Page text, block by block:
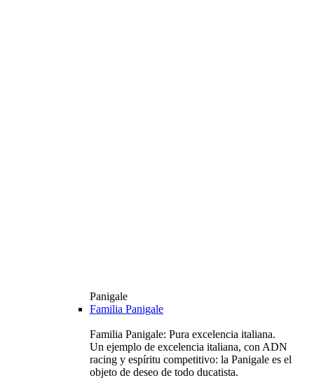
Panigale
Familia Panigale
Familia Panigale: Pura excelencia italiana.
Un ejemplo de excelencia italiana, con ADN
racing y espíritu competitivo: la Panigale es el
objeto de deseo de todo ducatista.